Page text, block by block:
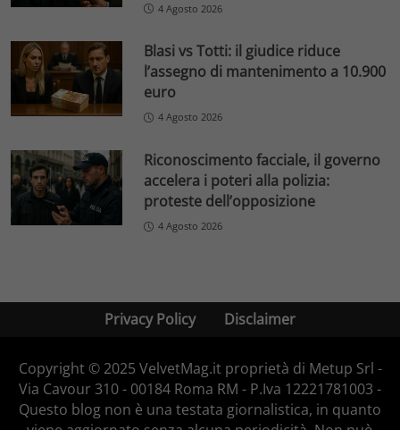
4 Agosto 2026
Blasi vs Totti: il giudice riduce
l’assegno di mantenimento a 10.900
euro
4 Agosto 2026
Riconoscimento facciale, il governo
accelera i poteri alla polizia:
proteste dell’opposizione
4 Agosto 2026
Privacy Policy Disclaimer
Copyright © 2025 VelvetMag.it proprietà di Metup Srl -
Via Cavour 310 - 00184 Roma RM - P.Iva 12221781003 -
Questo blog non è una testata giornalistica, in quanto